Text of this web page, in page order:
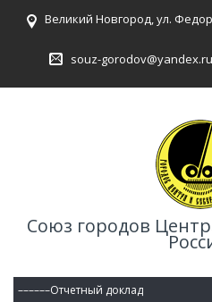
Великий Новгород, ул.
souz-gorodov@yandex.ru
Союз городов